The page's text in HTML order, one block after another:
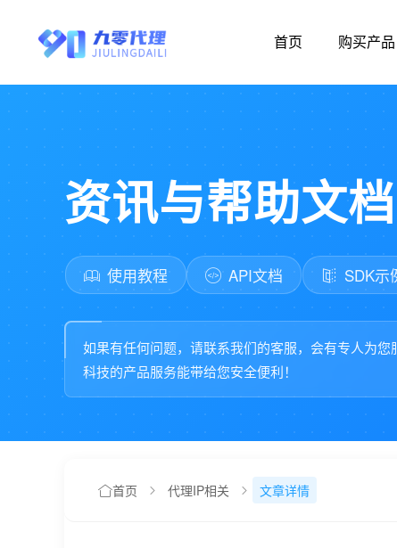
首页 购买产品
资讯与帮助文档
使用教程 API文档 SDK示
如果有任何问题，请联系我们的客服，会有专人为您
科技的产品服务能带给您安全便利！
首页 代理IP相关 文章详情